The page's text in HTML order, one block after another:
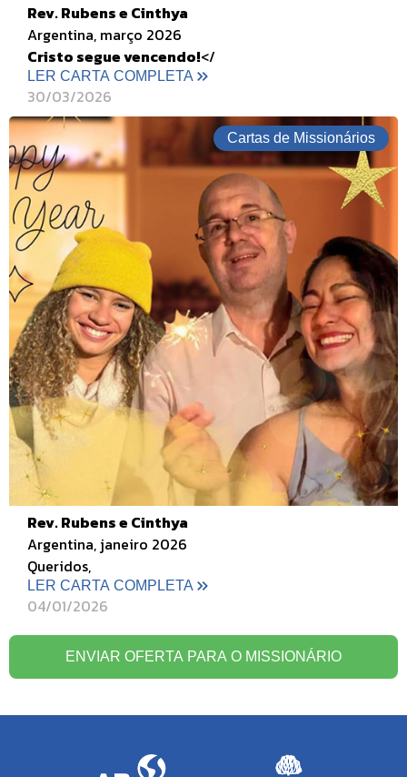
Rev. Rubens e Cinthya
Argentina, março 2026
Cristo segue vencendo!</
LER CARTA COMPLETA
30/03/2026
Cartas de Missionários
Rev. Rubens e Cinthya
Argentina, janeiro 2026
Queridos,
LER CARTA COMPLETA
04/01/2026
ENVIAR OFERTA PARA O MISSIONÁRIO